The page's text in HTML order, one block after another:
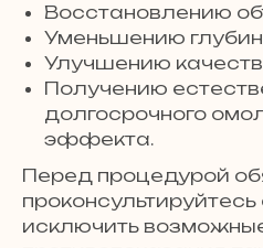
Восстановлению
Уменьшению
Улучшению
Получению
долгосрочного
эффекта.
Перед процедурой
исключить